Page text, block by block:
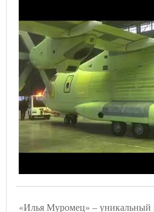
«Илья Муромец» – уникальный